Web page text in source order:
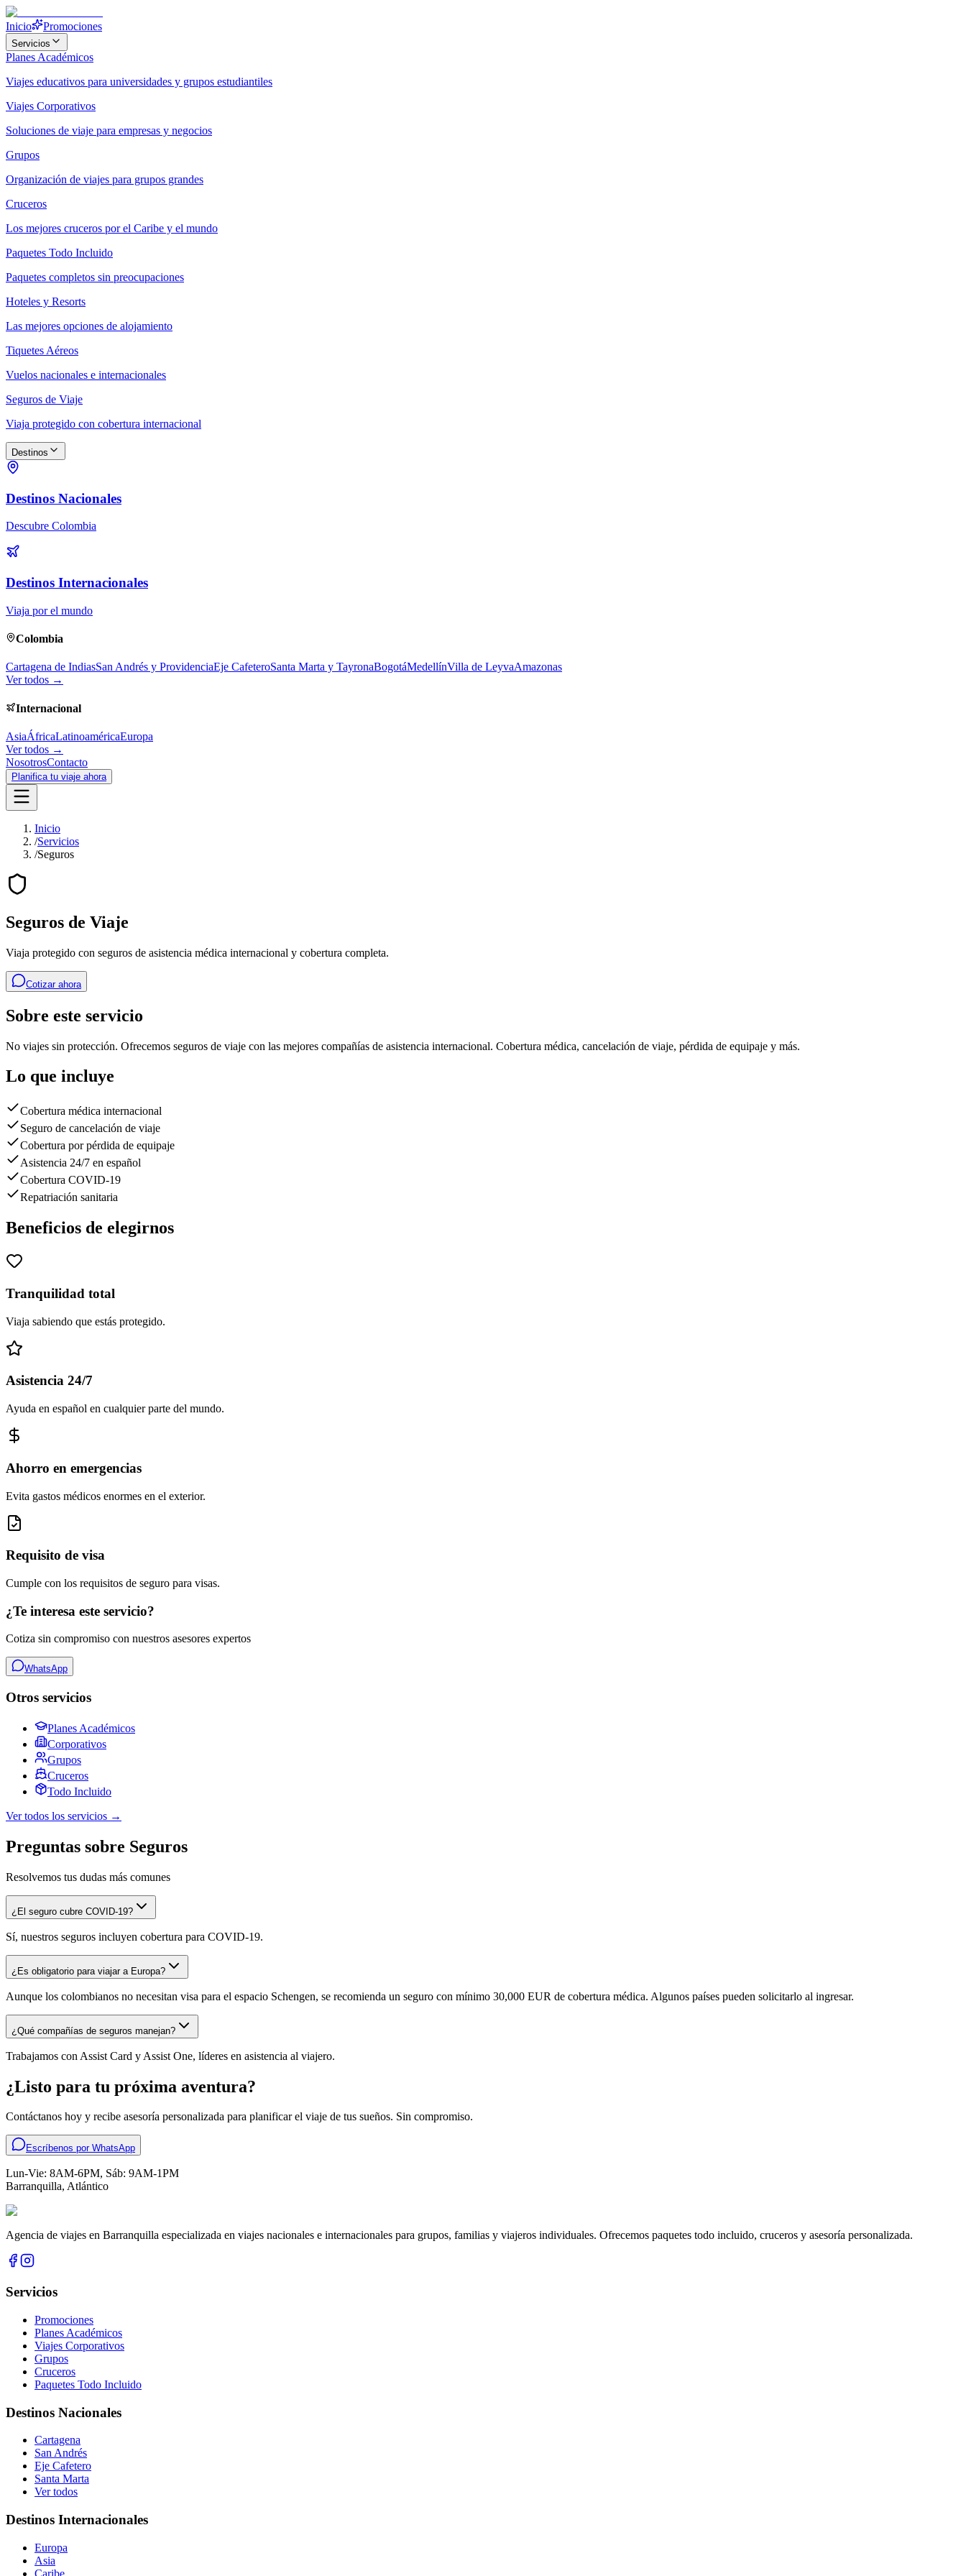
Inicio Promociones
Servicios
Planes Académicos
Viajes educativos para universidades y grupos estudiantiles
Viajes Corporativos
Soluciones de viaje para empresas y negocios
Grupos
Organización de viajes para grupos grandes
Cruceros
Los mejores cruceros por el Caribe y el mundo
Paquetes Todo Incluido
Paquetes completos sin preocupaciones
Hoteles y Resorts
Las mejores opciones de alojamiento
Tiquetes Aéreos
Vuelos nacionales e internacionales
Seguros de Viaje
Viaja protegido con cobertura internacional
Destinos
Destinos Nacionales
Descubre Colombia
Destinos Internacionales
Viaja por el mundo
Colombia
Cartagena de IndiasSan Andrés y ProvidenciaEje CafeteroSanta Marta y TayronaBogotáMedellínVilla de LeyvaAmazonas
Ver todos →
Internacional
AsiaÁfricaLatinoaméricaEuropa
Ver todos →
NosotrosContacto
Planifica tu viaje ahora
Inicio
/Servicios
/Seguros
Seguros de Viaje
Viaja protegido con seguros de asistencia médica internacional y cobertura completa.
Cotizar ahora
Sobre este servicio
No viajes sin protección. Ofrecemos seguros de viaje con las mejores compañías de asistencia internacional. Cobertura médica, cancelación de viaje, pérdida de equipaje y más.
Lo que incluye
Cobertura médica internacional
Seguro de cancelación de viaje
Cobertura por pérdida de equipaje
Asistencia 24/7 en español
Cobertura COVID-19
Repatriación sanitaria
Beneficios de elegirnos
Tranquilidad total
Viaja sabiendo que estás protegido.
Asistencia 24/7
Ayuda en español en cualquier parte del mundo.
Ahorro en emergencias
Evita gastos médicos enormes en el exterior.
Requisito de visa
Cumple con los requisitos de seguro para visas.
¿Te interesa este servicio?
Cotiza sin compromiso con nuestros asesores expertos
WhatsApp
Otros servicios
Planes Académicos
Corporativos
Grupos
Cruceros
Todo Incluido
Ver todos los servicios →
Preguntas sobre Seguros
Resolvemos tus dudas más comunes
¿El seguro cubre COVID-19?
Sí, nuestros seguros incluyen cobertura para COVID-19.
¿Es obligatorio para viajar a Europa?
Aunque los colombianos no necesitan visa para el espacio Schengen, se recomienda un seguro con mínimo 30,000 EUR de cobertura médica. Algunos países pueden solicitarlo al ingresar.
¿Qué compañías de seguros manejan?
Trabajamos con Assist Card y Assist One, líderes en asistencia al viajero.
¿Listo para tu próxima aventura?
Contáctanos hoy y recibe asesoría personalizada para planificar el viaje de tus sueños. Sin compromiso.
Escríbenos por WhatsApp
Lun-Vie: 8AM-6PM, Sáb: 9AM-1PM
Barranquilla, Atlántico
Agencia de viajes en Barranquilla especializada en viajes nacionales e internacionales para grupos, familias y viajeros individuales. Ofrecemos paquetes todo incluido, cruceros y asesoría personalizada.
Servicios
Promociones
Planes Académicos
Viajes Corporativos
Grupos
Cruceros
Paquetes Todo Incluido
Destinos Nacionales
Cartagena
San Andrés
Eje Cafetero
Santa Marta
Ver todos
Destinos Internacionales
Europa
Asia
Caribe